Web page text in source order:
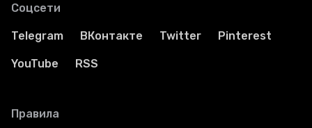
Соцсети
Telegram ВКонтакте Twitter Pinterest
YouTube RSS
Правила